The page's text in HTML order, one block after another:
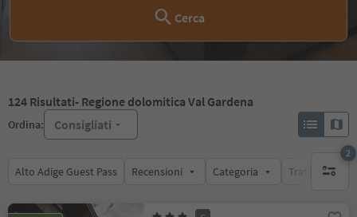
Cerca
124 Risultati- Regione dolomitica Val Gardena
Ordina: Consigliati
Alto Adige Guest Pass Recensioni Categoria Trattamento
2
filtri